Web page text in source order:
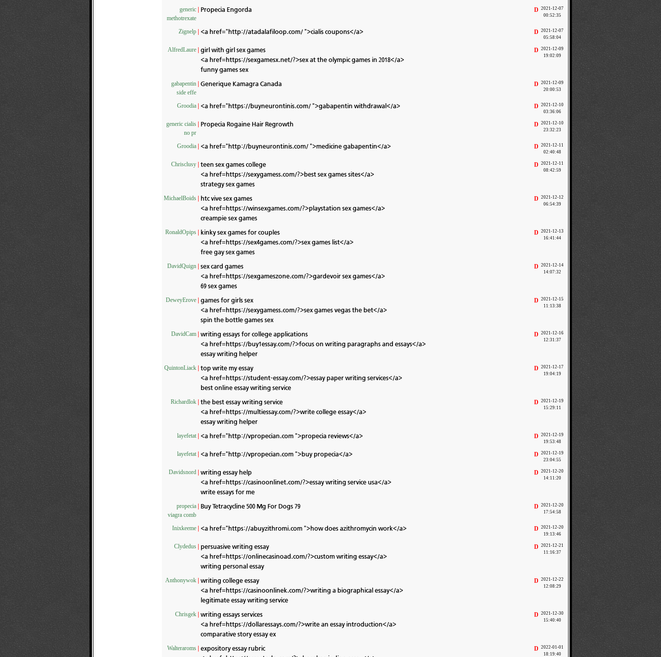
generic
methotrexate
Propecia Engorda D 2021-12-07
00:52:35
Zignelp <a href="http://atadalafiloop.com/ ">cialis coupons</a> D 2021-12-07
05:58:04
AlfredLaure
girl with girl sex games
<a href=https://sexgamesx.net/?>sex at the olympic games in 2018</a>
funny games sex
D 2021-12-09
19:02:09
gabapentin
side effe
Generique Kamagra Canada D 2021-12-09
20:00:53
Groodia <a href="https://buyneurontinis.com/ ">gabapentin withdrawal</a> D 2021-12-10
03:36:06
generic cialis
no pr
Propecia Rogaine Hair Regrowth D 2021-12-10
23:32:23
Groodia <a href="http://buyneurontinis.com/ ">medicine gabapentin</a> D 2021-12-11
02:40:48
Chrisclusy
teen sex games college
<a href=https://sexygamess.com/?>best sex games sites</a>
strategy sex games
D 2021-12-11
08:42:59
MichaelBoids
htc vive sex games
<a href=https://winsexgames.com/?>playstation sex games</a>
creampie sex games
D 2021-12-12
06:54:39
RonaldOpips
kinky sex games for couples
<a href=https://sex4games.com/?>sex games list</a>
free gay sex games
D 2021-12-13
16:41:44
DavidQuign
sex card games
<a href=https://sexgameszone.com/?>gardevoir sex games</a>
69 sex games
D 2021-12-14
14:07:32
DeweyErove
games for girls sex
<a href=https://sexygamess.com/?>sex games vegas the bet</a>
spin the bottle games sex
D 2021-12-15
11:13:38
DavidCam
writing essays for college applications
<a href=https://buy1essay.com/?>focus on writing paragraphs and essays</a>
essay writing helper
D 2021-12-16
12:31:37
QuintonLiack
top write my essay
<a href=https://student-essay.com/?>essay paper writing services</a>
best online essay writing service
D 2021-12-17
19:04:19
Richardlok
the best essay writing service
<a href=https://multiessay.com/?>write college essay</a>
essay writing helper
D 2021-12-19
15:29:11
layefetat <a href="http://vpropecian.com ">propecia reviews</a> D 2021-12-19
19:53:48
layefetat <a href="http://vpropecian.com ">buy propecia</a> D 2021-12-19
23:04:55
Davidsnord
writing essay help
<a href=https://casinoonlinet.com/?>essay writing service usa</a>
write essays for me
D 2021-12-20
14:11:20
propecia
viagra comb
Buy Tetracycline 500 Mg For Dogs 79 D 2021-12-20
17:54:58
Inixkeeme <a href="https://abuyzithromi.com ">how does azithromycin work</a> D 2021-12-20
19:13:46
Clydedus
persuasive writing essay
<a href=https://onlinecasinoad.com/?>custom writing essay</a>
writing personal essay
D 2021-12-21
11:16:37
Anthonywok
writing college essay
<a href=https://casinoonlinek.com/?>writing a biographical essay</a>
legitimate essay writing service
D 2021-12-22
12:08:29
Chrisgek
writing essays services
<a href=https://dollaressays.com/?>write an essay introduction</a>
comparative story essay ex
D 2021-12-30
15:40:40
Walteraroms
expository essay rubric
D 2022-01-01
18:19:40